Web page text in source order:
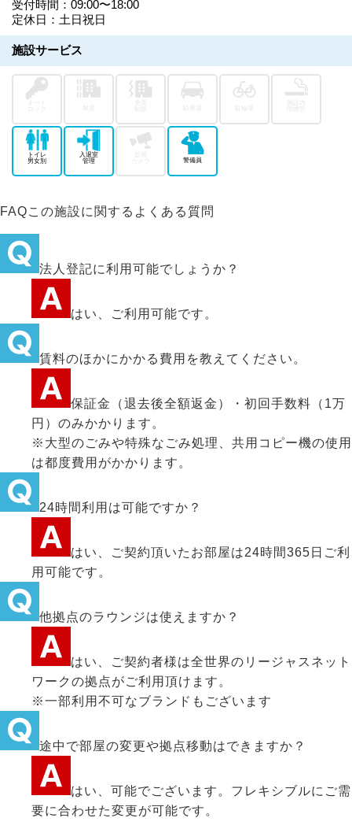
受付時間：09:00〜18:00
定休日：土日祝日
施設サービス
トイレ
男女別
入退室
管理
カメラ
警備員
FAQこの施設に関するよくある質問
法人登記に利用可能でしょうか？
はい、ご利用可能です。
賃料のほかにかかる費用を教えてください。
保証金（退去後全額返金）・初回手数料（1万
円）のみかかります。
※大型のごみや特殊なごみ処理、共用コピー機の使用
は都度費用がかかります。
24時間利用は可能ですか？
はい、ご契約頂いたお部屋は24時間365日ご利
用可能です。
他拠点のラウンジは使えますか？
はい、ご契約者様は全世界のリージャスネット
ワークの拠点がご利用頂けます。
※一部利用不可なブランドもございます
途中で部屋の変更や拠点移動はできますか？
はい、可能でございます。フレキシブルにご需
要に合わせた変更が可能です。